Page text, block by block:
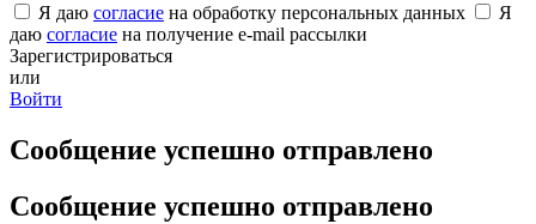
Я даю согласие на обработку персональных данных
Я
даю согласие на получение e-mail рассылки
Зарегистрироваться
или
Войти
Сообщение успешно отправлено
Сообщение успешно отправлено